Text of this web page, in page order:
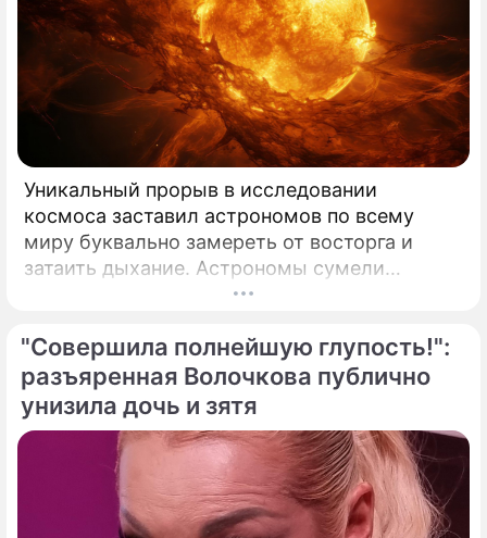
Уникальный прорыв в исследовании
космоса заставил астрономов по всему
миру буквально замереть от восторга и
затаить дыхание. Астрономы сумели
совершить невозможное и заглянуть в
доселе четкостью.
"Совершила полнейшую глупость!":
разъяренная Волочкова публично
унизила дочь и зятя